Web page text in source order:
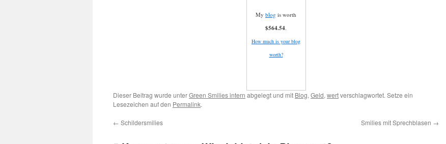
My blog is worth
$564.54.
How much is your blog
worth?
Dieser Beitrag wurde unterGreen Smilies intern abgelegt und mit Blog, Geld, wertverschlagwortet. Setze ein
Lesezeichen auf den Permalink.
← Schildersmilies Smilies mit Sprechblasen →